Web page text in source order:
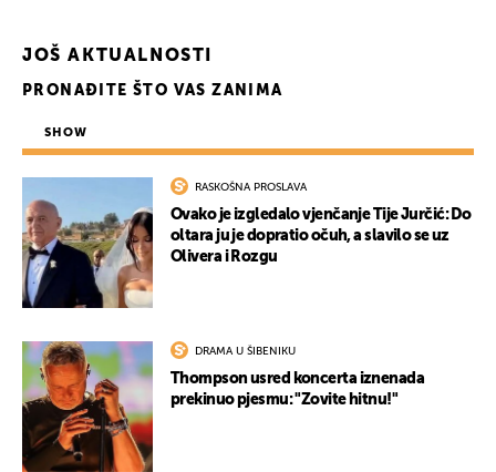
JOŠ AKTUALNOSTI
PRONAĐITE ŠTO VAS ZANIMA
SHOW
RASKOŠNA PROSLAVA
Ovako je izgledalo vjenčanje Tije Jurčić: Do
oltara ju je dopratio očuh, a slavilo se uz
Olivera i Rozgu
DRAMA U ŠIBENIKU
Thompson usred koncerta iznenada
prekinuo pjesmu: "Zovite hitnu!"